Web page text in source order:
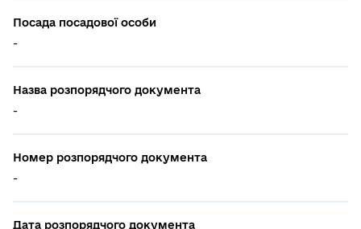
Посада посадової особи
-
Назва розпорядчого документа
-
Номер розпорядчого документа
-
Дата розпорядчого документа